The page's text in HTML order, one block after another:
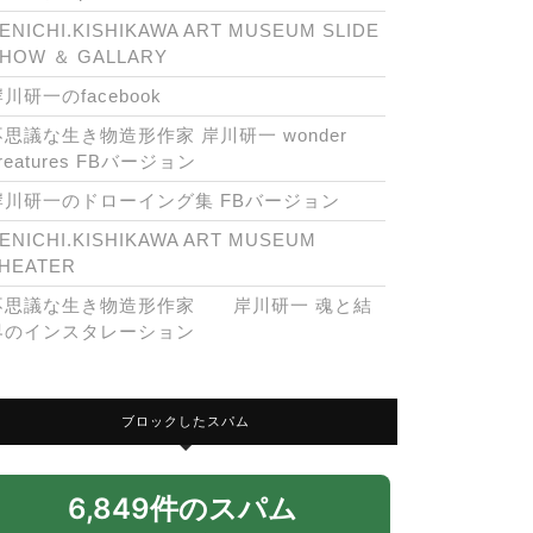
ART MUSEUM SLIDE
＆ GALLARY
川研一のfacebook
思議な生き物造形作家 岸川研一 wonder
FBバージョン
川研一のドローイング集 FBバージョン
ART MUSEUM
思議な生き物造形作家 岸川研一 魂と結
のインスタレーション
ブロックしたスパム
6,849件のスパム